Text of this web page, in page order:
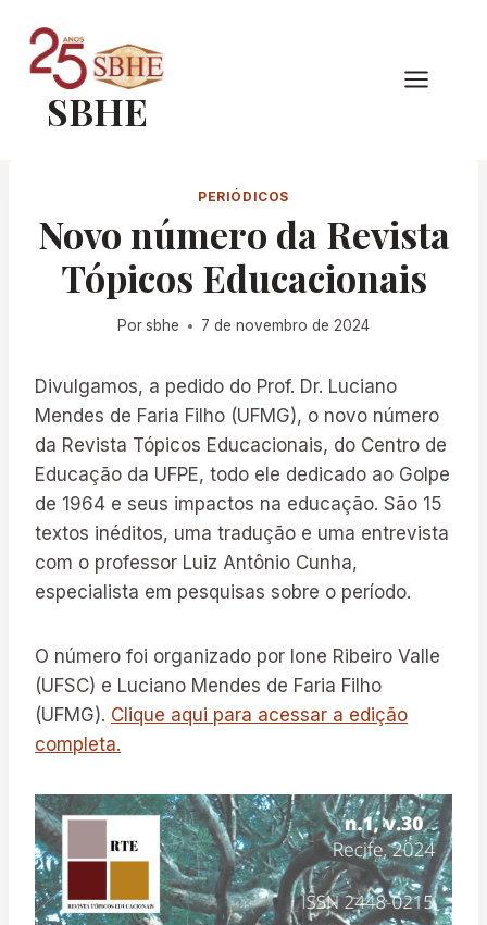
para
ConteúdoSBHE
PERIÓDICOS
Novo número da Revista
Tópicos Educacionais
Porsbhe 7 de novembro de 2024
Divulgamos, a pedido do Prof. Dr. Luciano
Mendes de Faria Filho (UFMG), o novo número
da Revista Tópicos Educacionais, do Centro de
Educação da UFPE, todo ele dedicado ao Golpe
de 1964 e seus impactos na educação. São 15
textos inéditos, uma tradução e uma entrevista
com o professor Luiz Antônio Cunha,
especialista em pesquisas sobre o período.
O número foi organizado por Ione Ribeiro Valle
(UFSC) e Luciano Mendes de Faria Filho
(UFMG). Clique aqui para acessar a edição
completa.